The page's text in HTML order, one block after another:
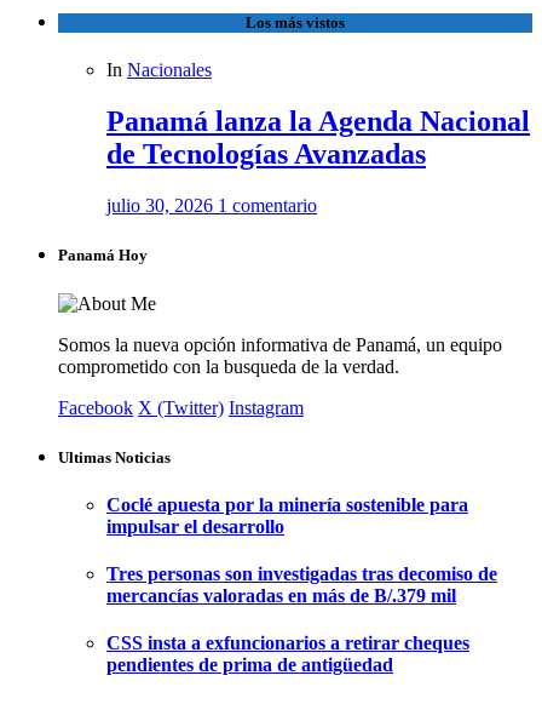
Los más vistos
In Nacionales
Panamá lanza la Agenda Nacional
de Tecnologías Avanzadas
julio 30, 2026 1 comentario
Panamá Hoy
Somos la nueva opción informativa de Panamá, un equipo
comprometido con la busqueda de la verdad.
Facebook X (Twitter) Instagram
Ultimas Noticias
Coclé apuesta por la minería sostenible para
impulsar el desarrollo
Tres personas son investigadas tras decomiso de
mercancías valoradas en más de B/.379 mil
CSS insta a exfuncionarios a retirar cheques
pendientes de prima de antigüedad